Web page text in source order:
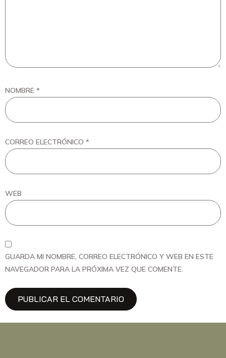
NOMBRE *
CORREO ELECTRÓNICO *
WEB
GUARDA MI NOMBRE, CORREO ELECTRÓNICO Y WEB EN ESTE
NAVEGADOR PARA LA PRÓXIMA VEZ QUE COMENTE.